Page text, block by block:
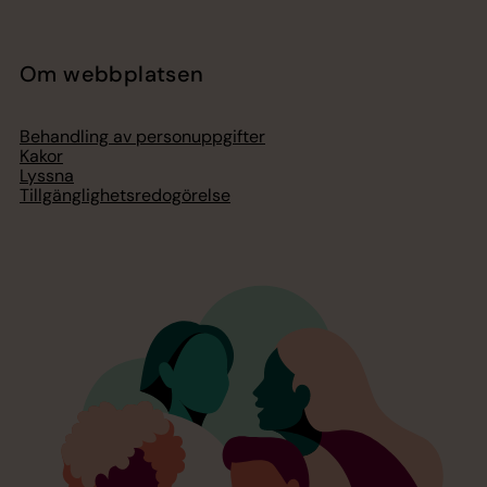
Om webbplatsen
Behandling av personuppgifter
Kakor
Lyssna
Tillgänglighetsredogörelse